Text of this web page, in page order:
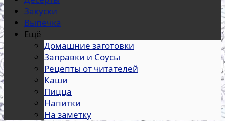
Закуски
Выпечка
Ещё
Домашние заготовки
Заправки и Соусы
Рецепты от читателей
Каши
Пицца
Напитки
На заметку